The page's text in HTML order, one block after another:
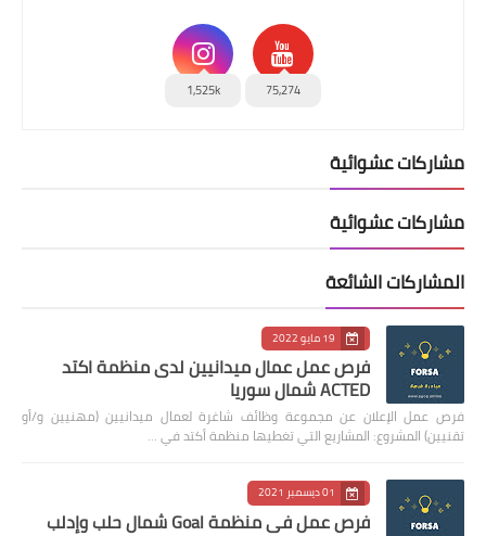
75,274
1,525k
مشاركات عشوائية
مشاركات عشوائية
المشاركات الشائعة
19 مايو 2022
فرص عمل عمال ميدانيين لدى منظمة اكتد
ACTED شمال سوريا
فرص عمل الإعلان عن مجموعة وظائف شاغرة لعمال ميدانيين (مهنيين و/أو
تقنيين) المشروع: المشاريع التي تغطيها منظمة أكتد في …
01 ديسمبر 2021
فرص عمل في منظمة Goal شمال حلب وإدلب